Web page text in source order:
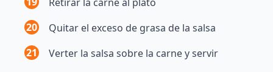
20
Quitar el exceso de grasa de la salsa
21
Verter la salsa sobre la carne y servir